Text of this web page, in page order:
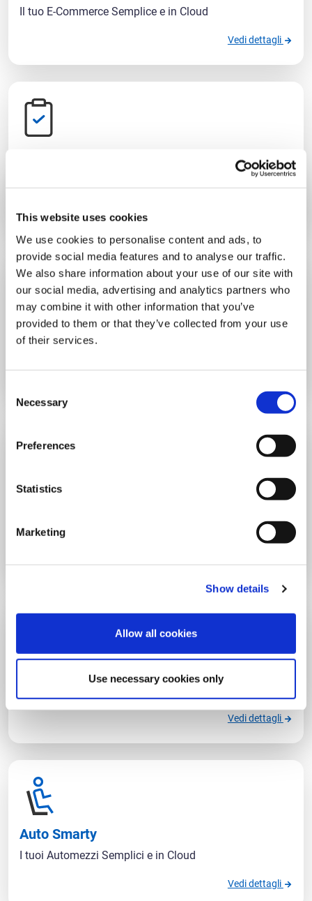
This website uses cookies
We use cookies to personalise content and ads, to
provide social media features and to analyse our traffic.
We also share information about your use of our site with
our social media, advertising and analytics partners who
may combine it with other information that you’ve
provided to them or that they’ve collected from your use
of their services.
Selection
Necessary
Preferences
Statistics
Marketing
Show details
Allow all cookies
Use necessary cookies only
Il tuo E-Commerce Semplice e in Cloud
Vedi dettagli
Impianti Smarty
La tua Manutenzione Impianti Semplice e in Cloud
Vedi dettagli
Thermo Smarty
Semplice e in Cloud
Vedi dettagli
Auto Smarty
I tuoi Automezzi Semplici e in Cloud
Vedi dettagli